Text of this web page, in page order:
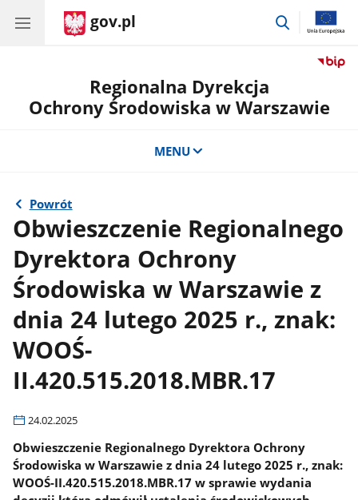
gov.pl
przejdź
Regionalna Dyrekcja
Ochrony Środowiska w Warszawie
MENU
Powrót
Obwieszczenie Regionalnego
Dyrektora Ochrony
Środowiska w Warszawie z
dnia 24 lutego 2025 r., znak:
WOOŚ-
II.420.515.2018.MBR.17
24.02.2025
Obwieszczenie Regionalnego Dyrektora Ochrony
Środowiska w Warszawie z dnia 24 lutego 2025 r., znak:
WOOŚ-II.420.515.2018.MBR.17 w sprawie wydania